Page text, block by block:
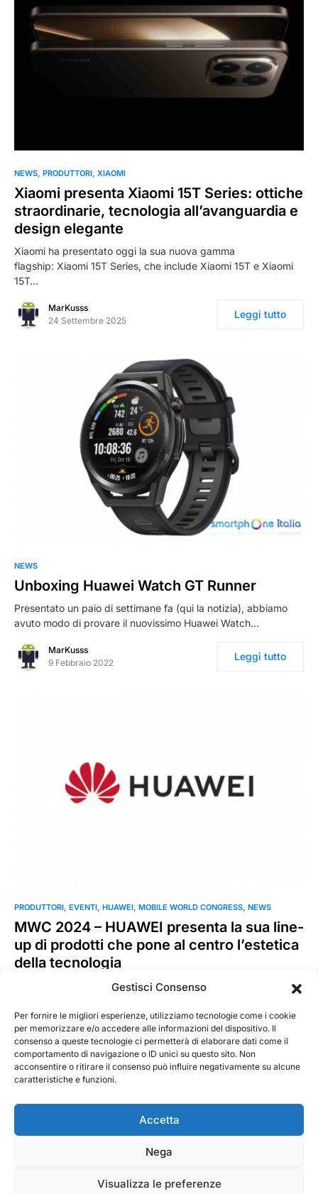
Gestisci Consenso
Per fornire le migliori esperienze, utilizziamo tecnologie come i cookie
per memorizzare e/o accedere alle informazioni del dispositivo. Il
consenso a queste tecnologie ci permetterà di elaborare dati come il
comportamento di navigazione o ID unici su questo sito. Non
acconsentire o ritirare il consenso può influire negativamente su alcune
caratteristiche e funzioni.
Accetta
Nega
Visualizza le preferenze
NEWS PRODUTTORI XIAOMI
Xiaomi presenta Xiaomi 15T Series: ottiche
straordinarie, tecnologia all’avanguardia e
design elegante
Xiaomi ha presentato oggi la sua nuova gamma
flagship: Xiaomi 15T Series, che include Xiaomi 15T e Xiaomi
15T…
MarKusss
24 Settembre 2025
Leggi tutto
NEWS
Unboxing Huawei Watch GT Runner
Presentato un paio di settimane fa (qui la notizia), abbiamo
avuto modo di provare il nuovissimo Huawei Watch…
MarKusss
9 Febbraio 2022
Leggi tutto
PRODUTTORI EVENTI HUAWEI MOBILE WORLD CONGRESS NEWS
MWC 2024 – HUAWEI presenta la sua line-
up di prodotti che pone al centro l’estetica
della tecnologia
Ha inizio il Mobile World Congress (MWC) 2024, la più
Barcellona…
Ikaroweb
26 Febbraio 2024
Leggi tutto
@ 2026 - Tecnorecensioni